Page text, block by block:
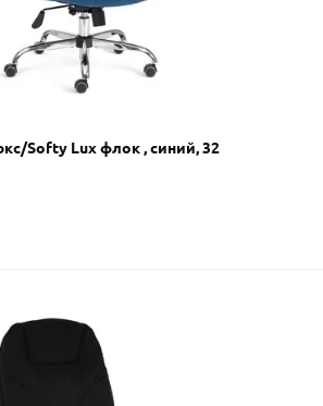
Softy Lux флок , синий, 32